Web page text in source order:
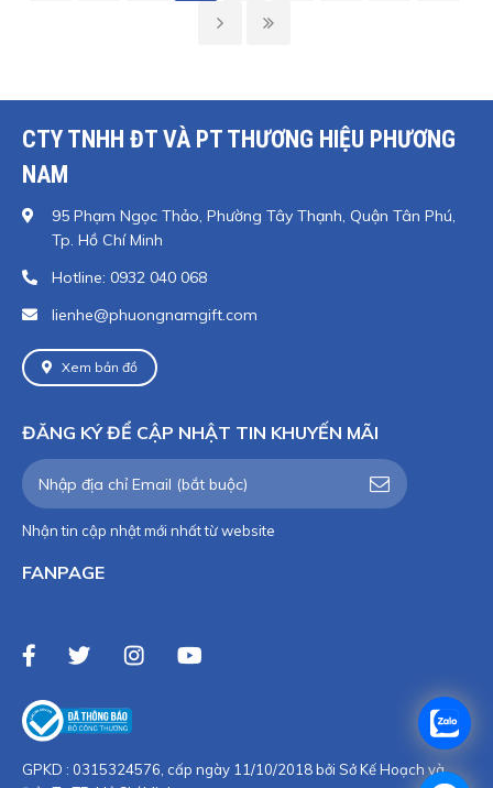
CTY TNHH ĐT VÀ PT THƯƠNG HIỆU PHƯƠNG
NAM
95 Phạm Ngọc Thảo, Phường Tây Thạnh, Quận Tân Phú,
Tp. Hồ Chí Minh
Hotline: 0932 040 068
lienhe@phuongnamgift.com
Xem bản đồ
ĐĂNG KÝ ĐỂ CẬP NHẬT TIN KHUYẾN MÃI
Nhận tin cập nhật mới nhất từ website
FANPAGE
GPKD : 0315324576, cấp ngày 11/10/2018 bởi Sở Kế Hoạch và